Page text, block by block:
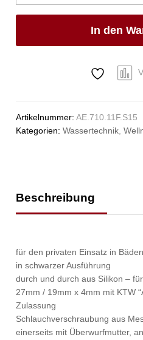
Garnitur
3/4"
27
Anzahl
In den
Artikelnummer:AE.710.11F.S15
Kategorien:Wassertechnik,
Beschreibung
für den privaten Einsatz in
in schwarzer Ausführung
durch und durch aus Silikon –
27mm / 19mm x 4mm mit KTW
Zulassung
Schlauchverschraubung aus
einerseits mit Überwurfmutter,